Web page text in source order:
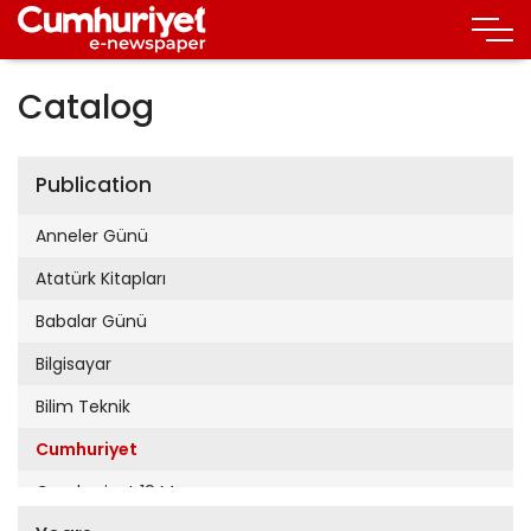
Catalog
Publication
Anneler Günü
Atatürk Kitapları
Babalar Günü
Bilgisayar
Bilim Teknik
Cumhuriyet
Cumhuriyet 19 Mayıs